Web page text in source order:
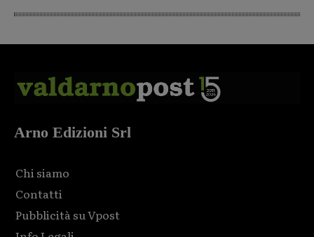
Arno Edizioni Srl
Chi siamo
Contatti
Pubblicità su Vpost